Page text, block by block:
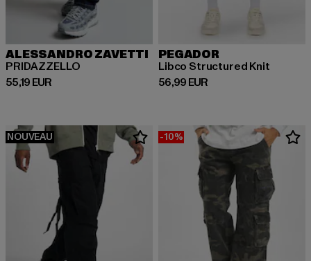
ALESSANDRO ZAVETTI
PRIDAZZELLO
55,19 EUR
Prix courant: 55,19 EUR
PEGADOR
Libco Structured Knit
56,99 EUR
Prix courant: 56,99 EUR
NOUVEAU -10%